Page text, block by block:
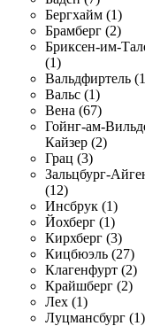
Бергхайм (1)
Брамберг (2)
Бриксен-им-
(1)
Вальдфиртель
Вальс (1)
Вена (67)
Гойнг-ам-
Кайзер (2)
Грац (3)
Зальцбург-
(12)
Инсбрук (1)
Йохберг (1)
Кирхберг (3)
Кицбюэль (27)
Клагенфурт (2)
Крайшберг (2)
Лех (1)
Луцмансбург (1)